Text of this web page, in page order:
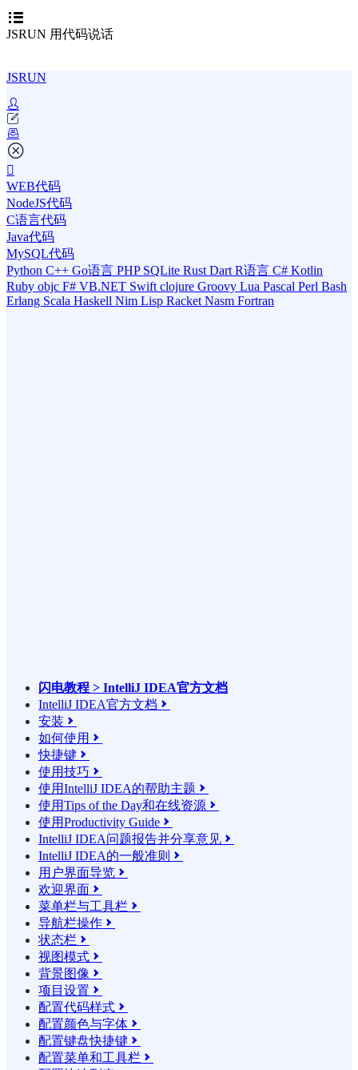
JSRUN 用代码说话
JSRUN
WEB代码
NodeJS代码
C语言代码
Java代码
MySQL代码
Python C++ Go语言 PHP SQLite Rust Dart R语言 C# Kotlin
Ruby objc F# VB.NET Swift clojure Groovy Lua Pascal Perl Bash
Erlang Scala Haskell Nim Lisp Racket Nasm Fortran
闪电教程 > IntelliJ IDEA官方文档
IntelliJ IDEA官方文档 
安装 
如何使用 
快捷键 
使用技巧 
使用IntelliJ IDEA的帮助主题 
使用Tips of the Day和在线资源 
使用Productivity Guide 
IntelliJ IDEA问题报告并分享意见 
IntelliJ IDEA的一般准则 
用户界面导览 
欢迎界面 
菜单栏与工具栏 
导航栏操作 
状态栏 
视图模式 
背景图像 
项目设置 
配置代码样式 
配置颜色与字体 
配置键盘快捷键 
配置菜单和工具栏 